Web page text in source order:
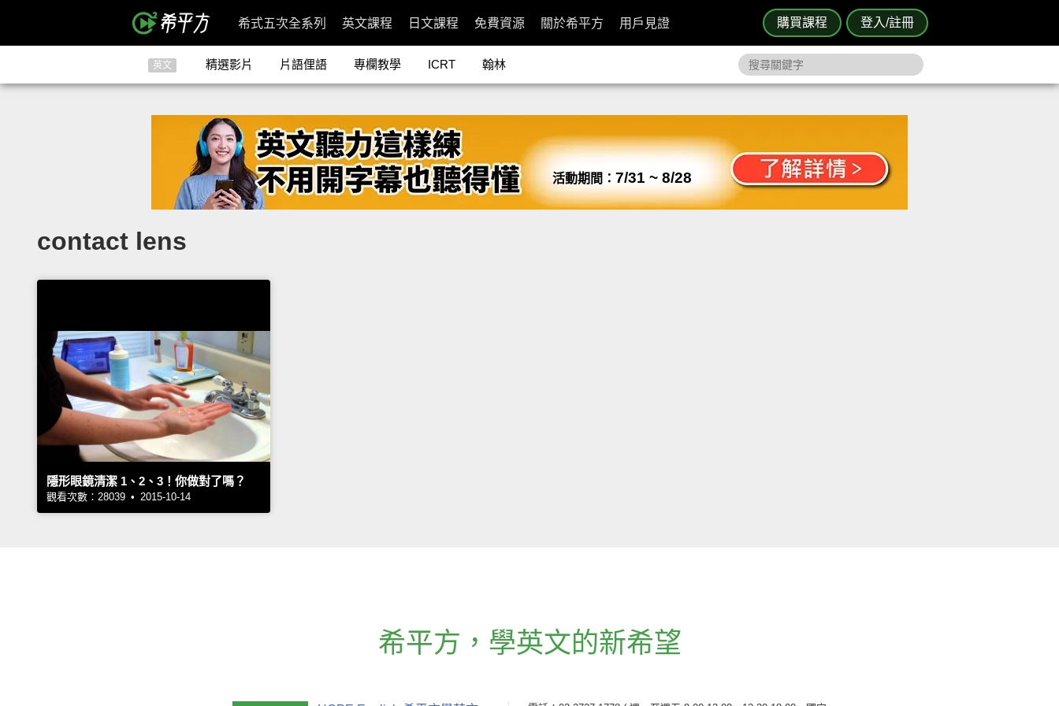
購買課程 登入/註冊
希式五次全系列 英文課程 日文課程 免費資源 關於希平方 用戶見證
英文 精選影片 片語俚語 專欄教學 ICRT 翰林
活動期間： 7/31 ~ 8/28
contact lens
隱形眼鏡清潔 1、2、3！你做對了嗎？
觀看次數：28039 • 2015-10-14
希平方 ， 學英文的新希望